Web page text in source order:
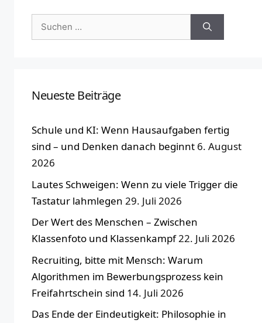
Suchen
nach:
Neueste Beiträge
Schule und KI: Wenn Hausaufgaben fertig
sind – und Denken danach beginnt 6. August
2026
Lautes Schweigen: Wenn zu viele Trigger die
Tastatur lahmlegen 29. Juli 2026
Der Wert des Menschen – Zwischen
Klassenfoto und Klassenkampf22. Juli 2026
Recruiting, bitte mit Mensch: Warum
Algorithmen im Bewerbungsprozess kein
Freifahrtschein sind 14. Juli 2026
Das Ende der Eindeutigkeit: Philosophie in